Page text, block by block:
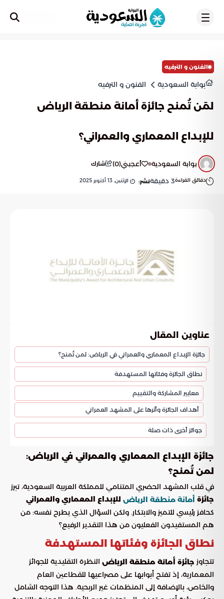
الفنون و الترفيه
بوابة السعودية الفنون و الترفيه
لمَن تُمنح جائزة أمانة منطقة الرياض
للإبداع المعماري والعمراني؟
بوابة السعودية أعجبني(
0
) شارك
دقائق القراءة3 دقيقةنشر: الإثنين, 13 أكتوبر 2025
عناوين المقال
جائزة الإبداع المعماري والعمراني في الرياض: لمن تُمنح؟
نطاق الجائزة وفئاتها المستهدفة
معايير المشاركة والتقييم
أهداف الجائزة وأثرها على المشهد العمراني
جوائز أخرى ذات صلة
جائزة الإبداع المعماري والعمراني في الرياض:
لمن تُمنح؟
في قلب المشهد الحضري المتنامي للمملكة العربية السعودية، تبرز
جائزة أمانة منطقة الرياض للإبداع المعماري والعمراني
كحافز رئيسي للتميز والابتكار. ولكن السؤال الذي يطرح نفسه: من
هم المستفيدون الفعليون من هذا التقدير الرفيع؟
نطاق الجائزة وفئاتها المستهدفة
تتجاوز جائزة أمانة منطقة الرياض النظرة التقليدية للجوائز
المعمارية، إذ تفتح أبوابها على مصراعيها للقطاعين العام
والخاص، بالإضافة إلى المنظمات غير الربحية. هذا التوجه الشامل